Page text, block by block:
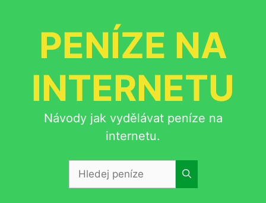
PENÍZE NA
INTERNETU
Návody jak vydělávat peníze na
internetu.